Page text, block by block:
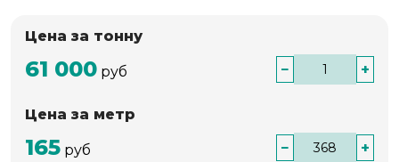
Цена за тонну
61 000 руб − +
Цена за метр
165 руб −
+